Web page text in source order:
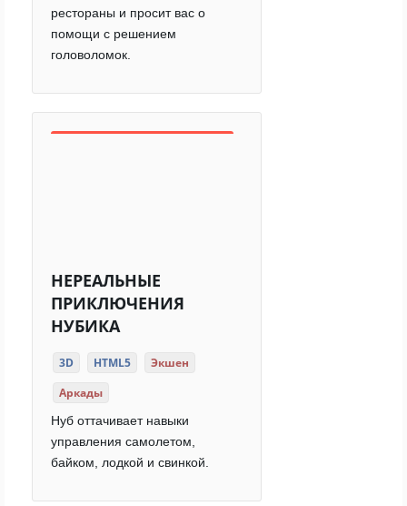
рестораны и просит вас о
помощи с решением
головоломок.
НЕРЕАЛЬНЫЕ
ПРИКЛЮЧЕНИЯ
НУБИКА
3D HTML5
Экшен
Аркады
Нуб оттачивает навыки
управления самолетом,
байком, лодкой и свинкой.